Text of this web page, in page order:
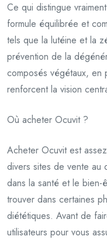
Ce qui distingue
formule équilibrée et
tels que la lutéine et la
prévention de la
composés végétaux,
renforcent la vision
Où acheter Ocuvit ?
Acheter Ocuvit est
divers sites de vente au
dans la santé et le bien-
trouver dans certaines
diététiques. Avant de
utilisateurs pour vous